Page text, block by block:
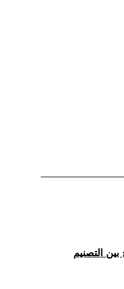
بين التصنيم